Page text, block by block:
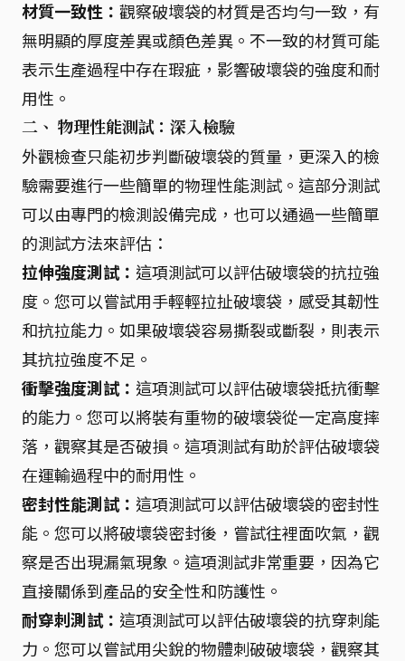
材質一致性： 觀察破壞袋的材質是否均勻一致，有
無明顯的厚度差異或顏色差異。不一致的材質可能
表示生產過程中存在瑕疵，影響破壞袋的強度和耐
用性。
二、 物理性能測試：深入檢驗
外觀檢查只能初步判斷破壞袋的質量，更深入的檢
驗需要進行一些簡單的物理性能測試。這部分測試
可以由專門的檢測設備完成，也可以通過一些簡單
的測試方法來評估：
拉伸強度測試： 這項測試可以評估破壞袋的抗拉強
度。您可以嘗試用手輕輕拉扯破壞袋，感受其韌性
和抗拉能力。如果破壞袋容易撕裂或斷裂，則表示
其抗拉強度不足。
衝擊強度測試： 這項測試可以評估破壞袋抵抗衝擊
的能力。您可以將裝有重物的破壞袋從一定高度摔
落，觀察其是否破損。這項測試有助於評估破壞袋
在運輸過程中的耐用性。
密封性能測試： 這項測試可以評估破壞袋的密封性
能。您可以將破壞袋密封後，嘗試往裡面吹氣，觀
察是否出現漏氣現象。這項測試非常重要，因為它
直接關係到產品的安全性和防護性。
耐穿刺測試： 這項測試可以評估破壞袋的抗穿刺能
力。您可以嘗試用尖銳的物體刺破破壞袋，觀察其